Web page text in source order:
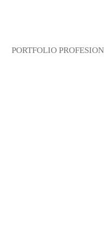
PORTFOLIO